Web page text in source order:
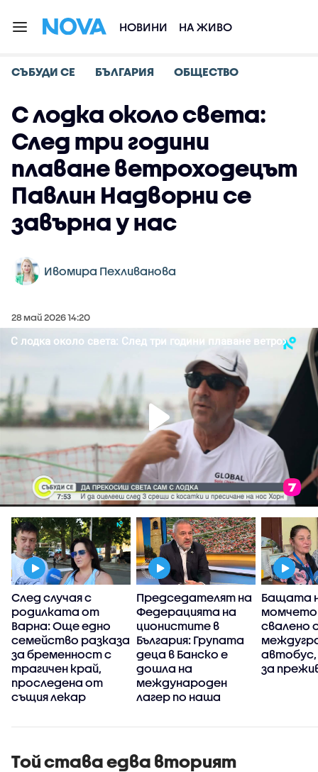
НОВИНИ НА ЖИВО
СЪБУДИ СЕ БЪЛГАРИЯ ОБЩЕСТВО
С лодка около света:
След три години
плаване ветроходецът
Павлин Надворни се
завърна у нас
Ивомира Пехливанова
28 май 2026 14:20
След случая с
родилката от
Варна: Още едно
семейство разказа
за бременност с
трагичен край,
проследена от
същия лекар
Председателят на
Федерацията на
ционистите в
България: Групата
деца в Банско е
дошла на
международен
лагер по наша
Бащата
свалено
автобус,
за
Той става едва вторият